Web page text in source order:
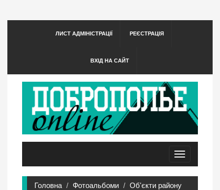
ЛИСТ АДМІНІСТРАЦІЇ РЕЄСТРАЦІЯ
ВХІД НА САЙТ
Toggle
navigation
Головна Фотоальбоми
Об'єкти району